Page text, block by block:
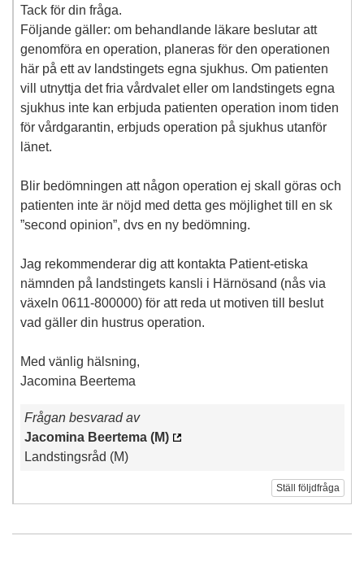
Tack för din fråga.
Följande gäller: om behandlande läkare beslutar att
genomföra en operation, planeras för den operationen
här på ett av landstingets egna sjukhus. Om patienten
vill utnyttja det fria vårdvalet eller om landstingets egna
sjukhus inte kan erbjuda patienten operation inom tiden
för vårdgarantin, erbjuds operation på sjukhus utanför
länet.
Blir bedömningen att någon operation ej skall göras och
patienten inte är nöjd med detta ges möjlighet till en sk
”second opinion”, dvs en ny bedömning.
Jag rekommenderar dig att kontakta Patient-etiska
nämnden på landstingets kansli i Härnösand (nås via
växeln 0611-800000) för att reda ut motiven till beslut
vad gäller din hustrus operation.
Med vänlig hälsning,
Jacomina Beertema
Frågan besvarad av
Jacomina Beertema (M)
Landstingsråd (M)
Ställ följdfråga